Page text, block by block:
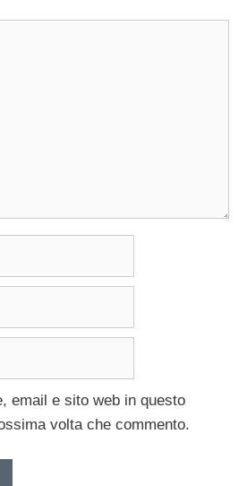
email e sito web in questo
volta che commento.